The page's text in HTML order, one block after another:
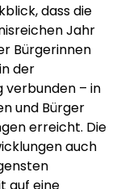
dass die
Jahr
Bürgerinnen
der
verbunden – in
und Bürger
erreicht. Die
auch